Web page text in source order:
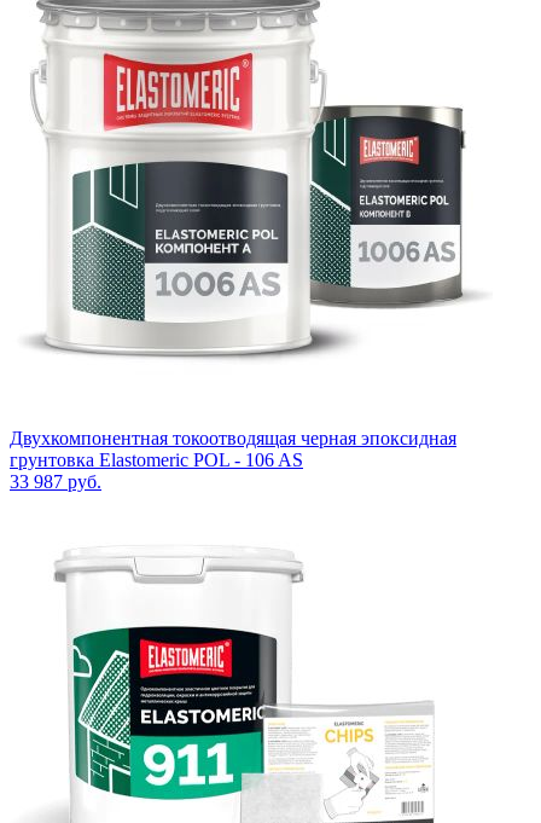
Двухкомпонентная токоотводящая черная эпоксидная
грунтовка Elastomeric POL - 106 AS
33 987 руб.